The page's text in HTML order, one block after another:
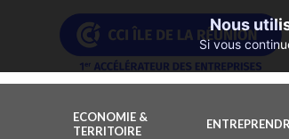
ECONOMIE &
TERRITOIRE
Nous
Si vous